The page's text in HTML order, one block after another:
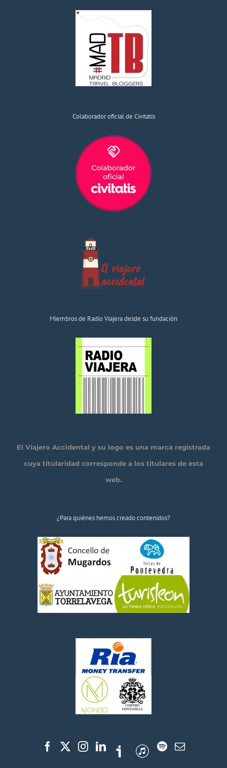
Colaborador oficial de Civitatis
Miembros de Radio Viajera desde su fundación
El Viajero Accidental y su logo es una marca registrada
cuya titularidad corresponde a los titulares de esta
web.
¿Para quiénes hemos creado contenidos?